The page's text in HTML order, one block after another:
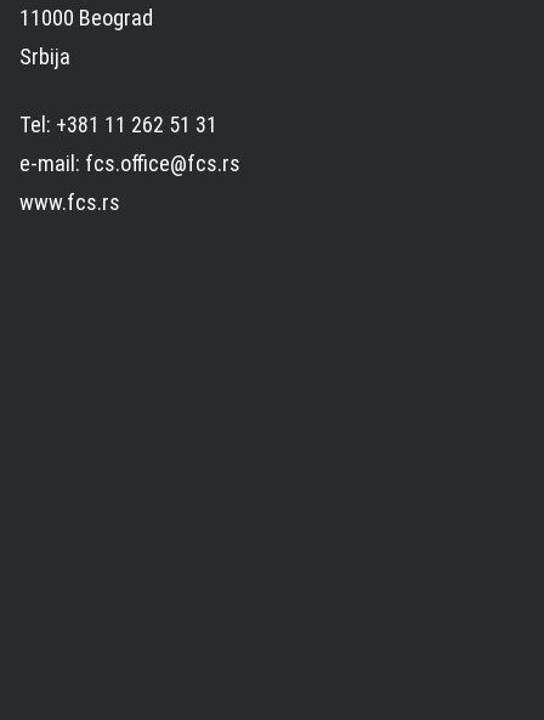
11000 Beograd
Srbija
Tel: +381 11 262 51 31
e-mail: fcs.office@fcs.rs
www.fcs.rs